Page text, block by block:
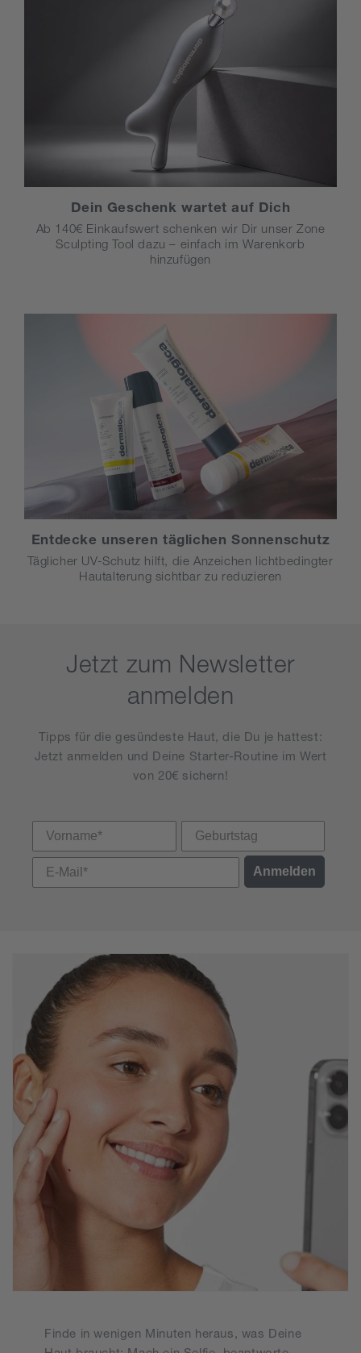
Dein Geschenk wartet auf Dich
Ab 140€ Einkaufswert schenken wir Dir unser Zone
Sculpting Tool dazu – einfach im Warenkorb
hinzufügen
Entdecke unseren täglichen Sonnenschutz
Täglicher UV-Schutz hilft, die Anzeichen lichtbedingter
Hautalterung sichtbar zu reduzieren
Jetzt zum Newsletter
anmelden
Tipps für die gesündeste Haut, die Du je hattest:
Jetzt anmelden und Deine Starter-Routine im Wert
von 20€ sichern!
Anmelden
Finde in wenigen Minuten heraus, was Deine